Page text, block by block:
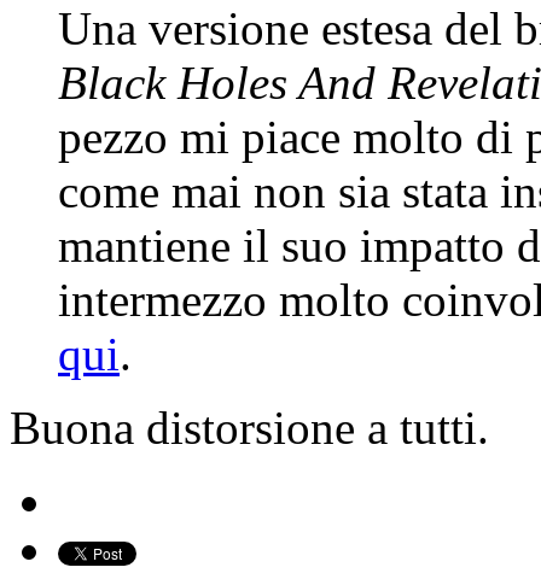
Una versione estesa del
Black Holes And
pezzo mi piace molto di
come mai non sia stata
mantiene il suo impatto
intermezzo molto
qui.
Buona distorsione a tutti.